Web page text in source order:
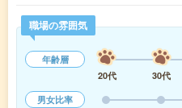
職場の雰囲気
年齢層
20代
30代
男女比率